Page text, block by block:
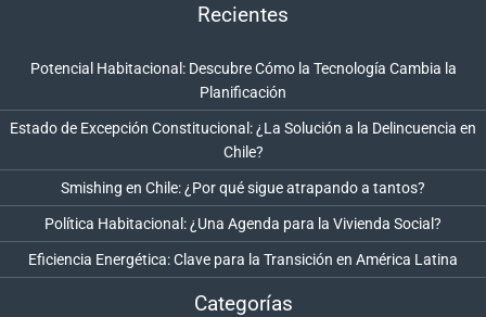
Recientes
Potencial Habitacional: Descubre Cómo la Tecnología Cambia la
Planificación
Estado de Excepción Constitucional: ¿La Solución a la Delincuencia en
Chile?
Smishing en Chile: ¿Por qué sigue atrapando a tantos?
Política Habitacional: ¿Una Agenda para la Vivienda Social?
Eficiencia Energética: Clave para la Transición en América Latina
Categorías